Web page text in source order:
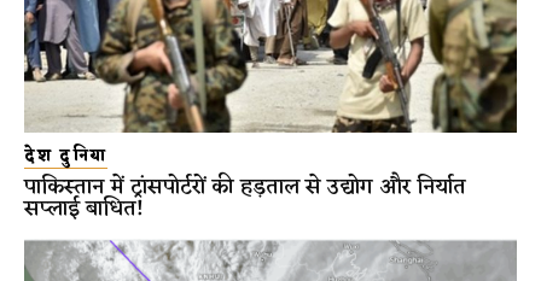
देश दुनिया
पाकिस्तान में ट्रांसपोर्टरों की हड़ताल से उद्योग और निर्यात
सप्लाई बाधित!